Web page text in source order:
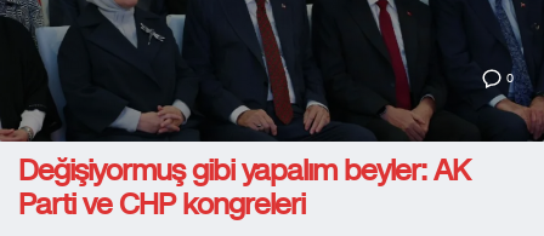
0
Değişiyormuş gibi yapalım beyler: AK
Parti ve CHP kongreleri